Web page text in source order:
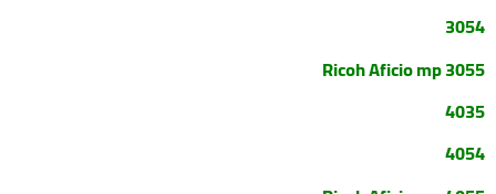
3054
Ricoh Aficio mp3055
4035
4054